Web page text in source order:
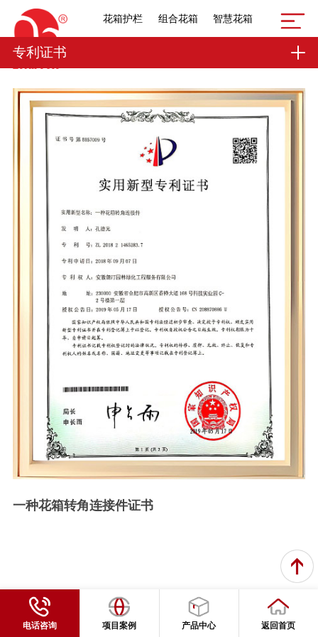
花箱护栏 组合花箱 智慧花箱
专利证书
一种花箱转角连接件证书
电话咨询 项目案例 产品中心 返回首页